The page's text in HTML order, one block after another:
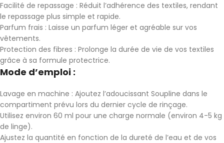
Facilité de repassage : Réduit l’adhérence des textiles, rendant
le repassage plus simple et rapide.
Parfum frais : Laisse un parfum léger et agréable sur vos
vêtements.
Protection des fibres : Prolonge la durée de vie de vos textiles
grâce à sa formule protectrice.
Mode d’emploi :
Lavage en machine : Ajoutez l’adoucissant Soupline dans le
compartiment prévu lors du dernier cycle de rinçage.
Utilisez environ 60 ml pour une charge normale (environ 4-5 kg
de linge).
Ajustez la quantité en fonction de la dureté de l’eau et de vos